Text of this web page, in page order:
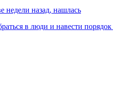
назад, нашлась
в люди и навести